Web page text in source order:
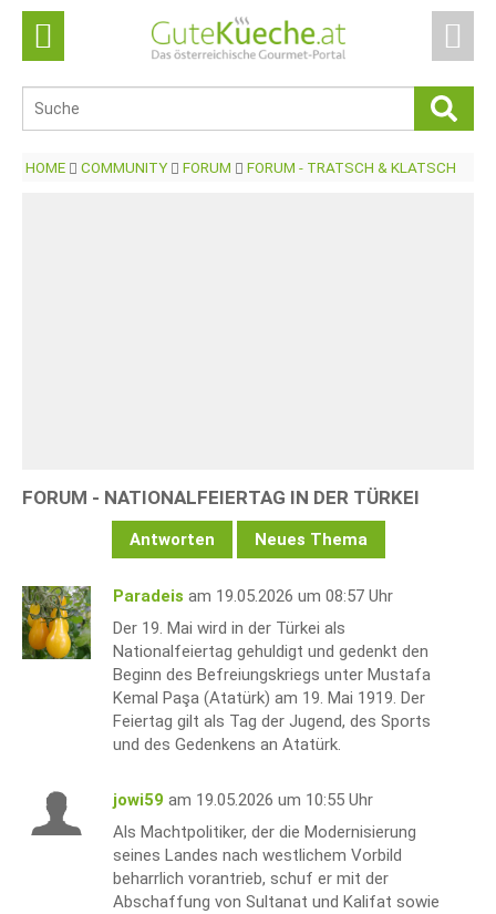
HOME COMMUNITY FORUM FORUM - TRATSCH & KLATSCH
FORUM - NATIONALFEIERTAG IN DER TÜRKEI
Antworten Neues Thema
Paradeis am 19.05.2026 um 08:57 Uhr
Der 19. Mai wird in der Türkei als
Nationalfeiertag gehuldigt und gedenkt den
Beginn des Befreiungskriegs unter Mustafa
Kemal Paşa (Atatürk) am 19. Mai 1919. Der
Feiertag gilt als Tag der Jugend, des Sports
und des Gedenkens an Atatürk.
jowi59 am 19.05.2026 um 10:55 Uhr
Als Machtpolitiker, der die Modernisierung
seines Landes nach westlichem Vorbild
beharrlich vorantrieb, schuf er mit der
Abschaffung von Sultanat und Kalifat sowie